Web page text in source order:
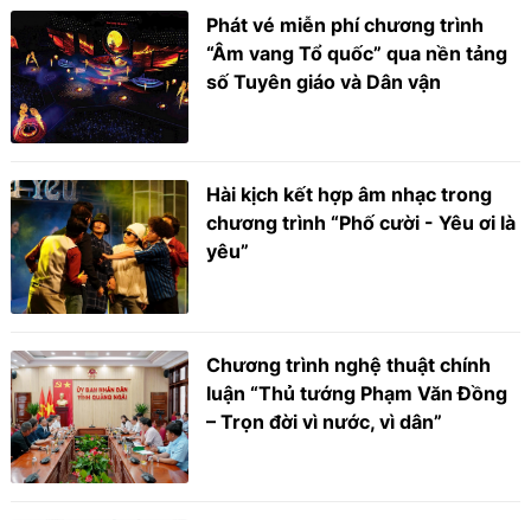
Phát vé miễn phí chương trình
“Âm vang Tổ quốc” qua nền tảng
số Tuyên giáo và Dân vận
Hài kịch kết hợp âm nhạc trong
chương trình “Phố cười - Yêu ơi là
yêu”
Chương trình nghệ thuật chính
luận “Thủ tướng Phạm Văn Đồng
– Trọn đời vì nước, vì dân”